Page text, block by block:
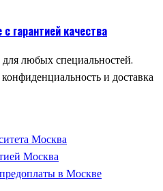
гарантией качества
любых специальностей.
и доставка
Москва
Москва
в Москве